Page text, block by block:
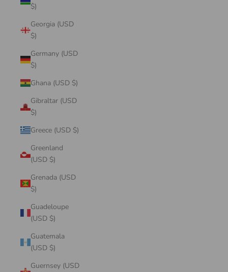
$)
Georgia (USD
$)
Germany (USD
$)
Ghana (USD $)
Gibraltar (USD
$)
Greece (USD $)
Greenland
(USD $)
Grenada (USD
$)
Guadeloupe
(USD $)
Guatemala
(USD $)
Guernsey (USD